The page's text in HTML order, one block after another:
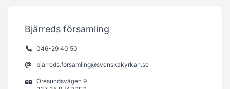
Bjärreds församling
046-29 40 50
bjarreds.forsamling@svenskakyrkan.se
Öresundsvägen 9